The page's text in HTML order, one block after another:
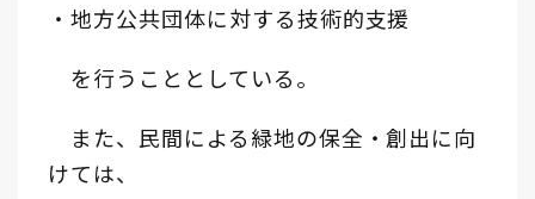
・地方公共団体に対する技術的支援
を行うこととしている。
また、民間による緑地の保全・創出に向
けては、